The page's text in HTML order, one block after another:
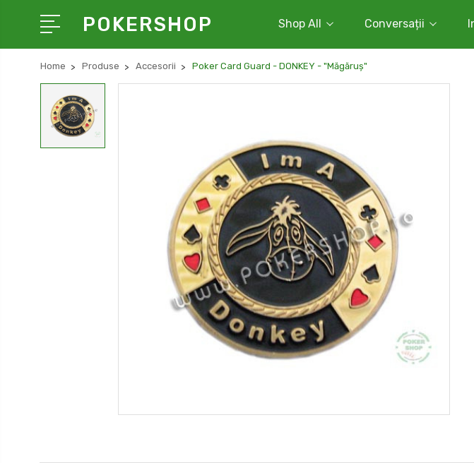
POKERSHOP Shop All Conversații
Home Produse Accesorii Poker Card Guard - DONKEY - "Măgăruș"